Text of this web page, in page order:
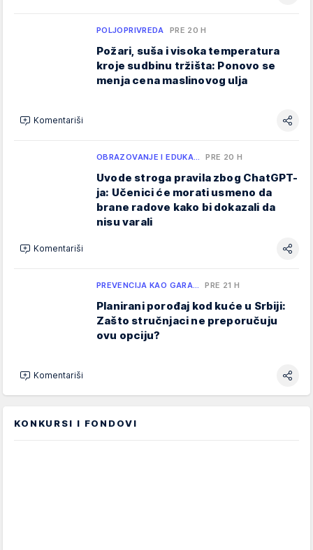
POLJOPRIVREDA PRE 20 H
Požari, suša i visoka temperatura
kroje sudbinu tržišta: Ponovo se
menja cena maslinovog ulja
Komentariši
OBRAZOVANJE I EDUKA… PRE 20 H
Uvode stroga pravila zbog ChatGPT-
ja: Učenici će morati usmeno da
brane radove kako bi dokazali da
nisu varali
Komentariši
PREVENCIJA KAO GARA… PRE 21 H
Planirani porođaj kod kuće u Srbiji:
Zašto stručnjaci ne preporučuju
ovu opciju?
Komentariši
KONKURSI I FONDOVI